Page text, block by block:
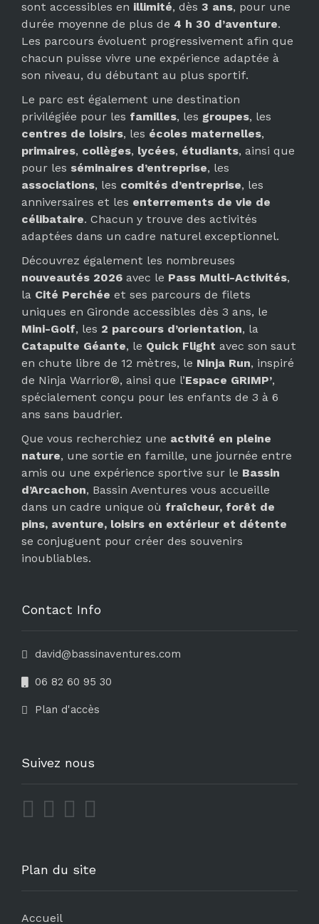
sont accessibles en illimité, dès 3 ans, pour une
durée moyenne de plus de 4 h 30 d’aventure.
Les parcours évoluent progressivement afin que
chacun puisse vivre une expérience adaptée à
son niveau, du débutant au plus sportif.
Le parc est également une destination
privilégiée pour les familles, les groupes, les
centres de loisirs, les écoles maternelles,
primaires, collèges, lycées, étudiants, ainsi que
pour les séminaires d’entreprise, les
associations, les comités d’entreprise, les
anniversaires et les enterrements de vie de
célibataire. Chacun y trouve des activités
adaptées dans un cadre naturel exceptionnel.
Découvrez également les nombreuses
nouveautés 2026 avec le Pass Multi-Activités,
la Cité Perchée et ses parcours de filets
uniques en Gironde accessibles dès 3 ans, le
Mini-Golf, les 2 parcours d’orientation, la
Catapulte Géante, le Quick Flight avec son saut
en chute libre de 12 mètres, le Ninja Run, inspiré
de Ninja Warrior®, ainsi que l’Espace GRIMP’,
spécialement conçu pour les enfants de 3 à 6
ans sans baudrier.
Que vous recherchiez une activité en pleine
nature, une sortie en famille, une journée entre
amis ou une expérience sportive sur le Bassin
d’Arcachon, Bassin Aventures vous accueille
dans un cadre unique où fraîcheur, forêt de
pins, aventure, loisirs en extérieur et détente
se conjuguent pour créer des souvenirs
inoubliables.
Contact Info
david@bassinaventures.com
06 82 60 95 30
Plan d'accès
Suivez nous
Plan du site
Accueil